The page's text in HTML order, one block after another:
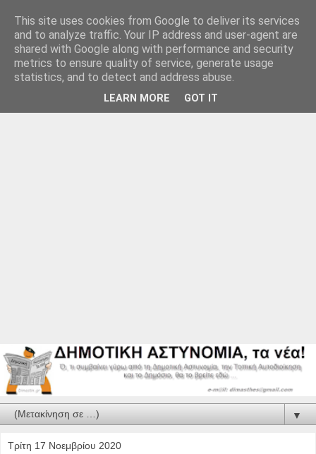
▼
Τρίτη 17 Νοεμβρίου 2020
This site uses cookies from Google to deliver its services
and to analyze traffic. Your IP address and user-agent are
shared with Google along with performance and security
metrics to ensure quality of service, generate usage
statistics, and to detect and address abuse.
LEARN MORE GOT IT